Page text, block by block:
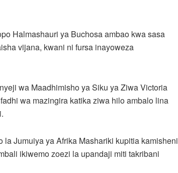
Halmashauri ya Buchosa ambao kwa sasa
vijana, kwani ni fursa inayoweza
wa Maadhimisho ya Siku ya Ziwa Victoria
wa mazingira katika ziwa hilo ambalo lina
Jumuiya ya Afrika Mashariki kupitia kamisheni
ikiwemo zoezi la upandaji miti takribani